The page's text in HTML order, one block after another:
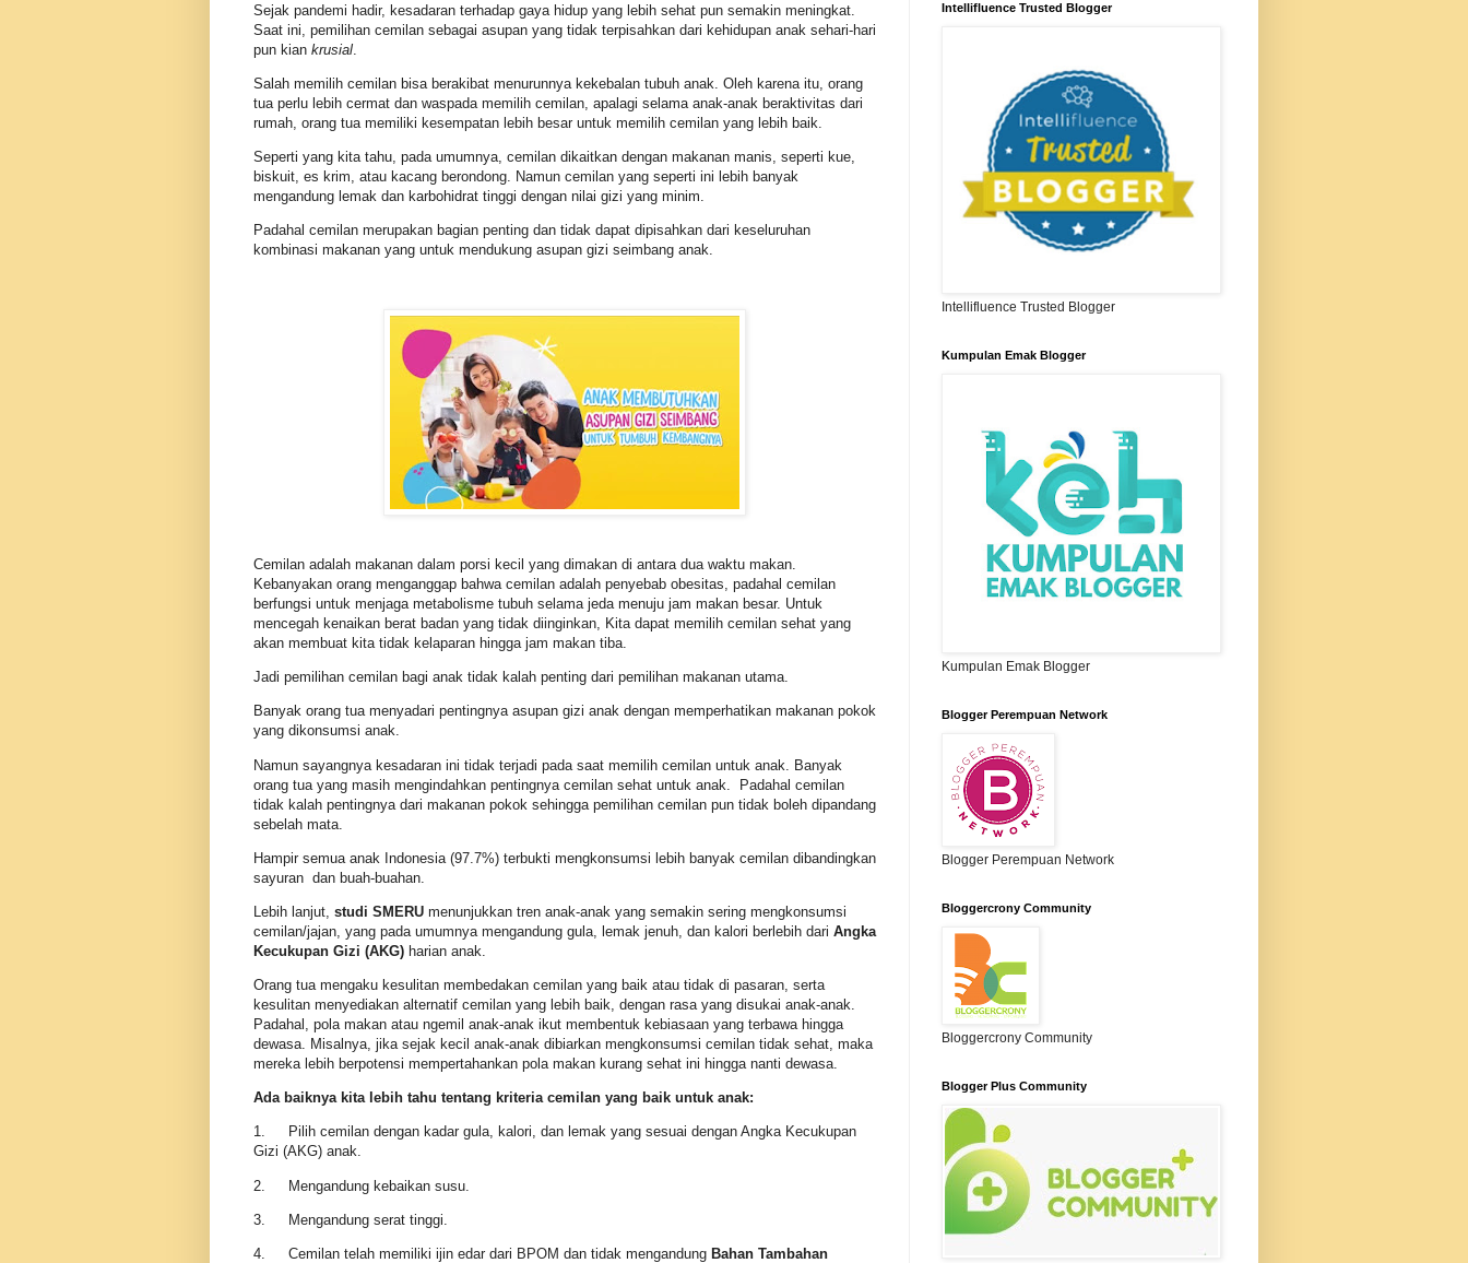
Sejak pandemi hadir, kesadaran terhadap gaya hidup yang lebih sehat pun semakin meningkat.
Saat ini, pemilihan cemilan sebagai asupan yang tidak terpisahkan dari kehidupan anak sehari-hari
pun kian krusial
Salah memilih cemilan bisa berakibat menurunnya kekebalan tubuh anak. Oleh karena itu, orang
tua perlu lebih cermat dan waspada memilih cemilan, apalagi selama anak-anak beraktivitas dari
rumah, orang tua memiliki kesempatan lebih besar untuk memilih cemilan yang lebih baik.
Seperti yang kita tahu, pada umumnya, cemilan dikaitkan dengan makanan manis, seperti kue,
biskuit, es krim, atau kacang berondong. Namun cemilan yang seperti ini lebih banyak
mengandung lemak dan karbohidrat tinggi dengan nilai gizi yang minim.
Padahal cemilan merupakan bagian penting dan tidak dapat dipisahkan dari keseluruhan
kombinasi makanan yang untuk mendukung asupan gizi seimbang anak.
Cemilan adalah makanan dalam porsi kecil yang dimakan di antara dua waktu makan.
Kebanyakan orang menganggap bahwa cemilan adalah penyebab obesitas, padahal cemilan
berfungsi untuk menjaga metabolisme tubuh selama jeda menuju jam makan besar. Untuk
mencegah kenaikan berat badan yang tidak diinginkan, Kita dapat memilih cemilan sehat yang
akan membuat kita tidak kelaparan hingga jam makan tiba.
Jadi pemilihan cemilan bagi anak tidak kalah penting dari pemilihan makanan utama.
Banyak orang tua menyadari pentingnya asupan gizi anak dengan memperhatikan makanan pokok
yang dikonsumsi anak.
Namun sayangnya kesadaran ini tidak terjadi pada saat memilih cemilan untuk anak. Banyak
orang tua yang masih mengindahkan pentingnya cemilan sehat untuk anak. Padahal cemilan
tidak kalah pentingnya dari makanan pokok sehingga pemilihan cemilan pun tidak boleh dipandang
sebelah mata.
Hampir semua anak Indonesia (97.7%) terbukti mengkonsumsi lebih banyak cemilan dibandingkan
sayuran dan buah-buahan.
Lebih lanjut, studi SMERU menunjukkan tren anak-anak yang semakin sering mengkonsumsi
cemilan/jajan, yang pada umumnya mengandung gula, lemak jenuh, dan kalori berlebih dari Angka
Kecukupan Gizi (AKG) harian anak.
Orang tua mengaku kesulitan membedakan cemilan yang baik atau tidak di pasaran, serta
kesulitan menyediakan alternatif cemilan yang lebih baik, dengan rasa yang disukai anak-anak.
Padahal, pola makan atau ngemil anak-anak ikut membentuk kebiasaan yang terbawa hingga
dewasa. Misalnya, jika sejak kecil anak-anak dibiarkan mengkonsumsi cemilan tidak sehat, maka
mereka lebih berpotensi mempertahankan pola makan kurang sehat ini hingga nanti dewasa.
Ada baiknya kita lebih tahu tentang kriteria cemilan yang baik untuk anak:
1.
Pilih cemilan dengan kadar gula, kalori, dan lemak yang sesuai dengan Angka Kecukupan
Gizi (AKG) anak.
2. Mengandung kebaikan susu.
3. Mengandung serat tinggi.
4. Cemilan telah memiliki ijin edar dari BPOM dan tidak mengandung Bahan Tambahan
Intellifluence Trusted Blogger
Intellifluence Trusted Blogger
Kumpulan Emak Blogger
Kumpulan Emak Blogger
Blogger Perempuan Network
Blogger Perempuan Network
Bloggercrony Community
Bloggercrony Community
Blogger Plus Community